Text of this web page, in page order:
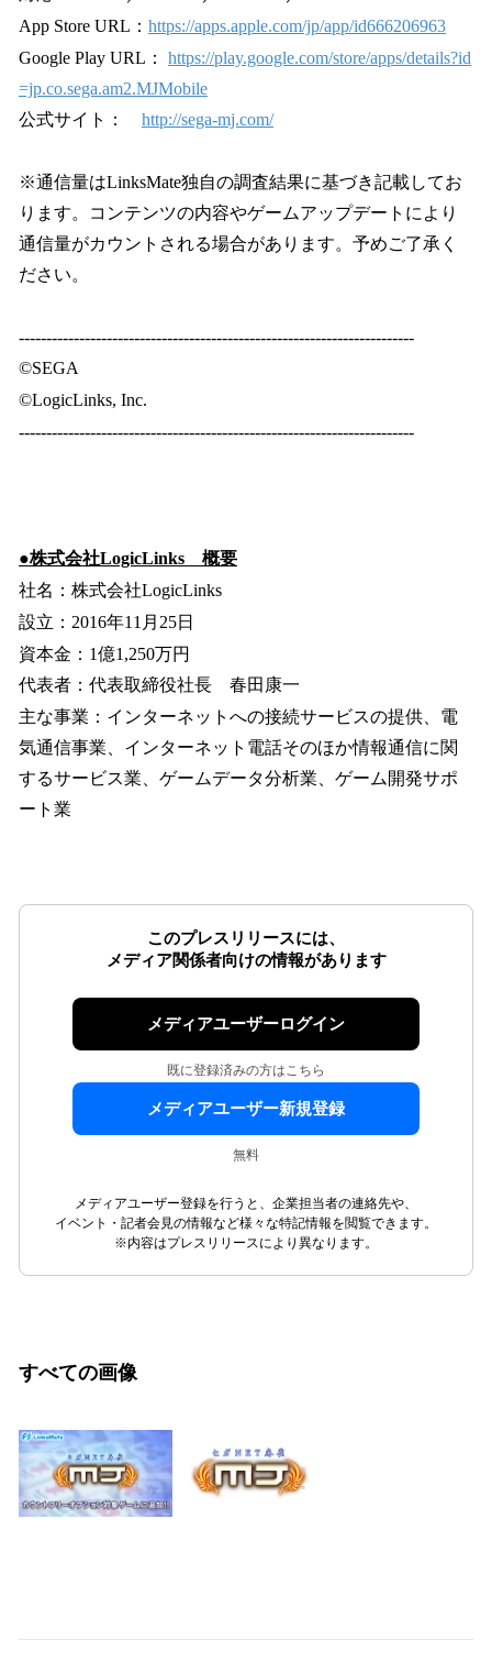
App Store URL： https://apps.apple.com/jp/app/id666206963
Google Play URL： https://play.google.com/store/apps/details?id
=jp.co.sega.am2.MJMobile
公式サイト： http://sega-mj.com/
※通信量はLinksMate独自の調査結果に基づき記載してお
ります。コンテンツの内容やゲームアップデートにより
通信量がカウントされる場合があります。予めご了承く
ださい。
------------------------------------------------------------------------
©︎SEGA
©LogicLinks, Inc.
------------------------------------------------------------------------
●株式会社LogicLinks 概要
社名：株式会社LogicLinks
設立：2016年11月25日
資本金：1億1,250万円
代表者：代表取締役社長 春田康一
主な事業：インターネットへの接続サービスの提供、電
気通信事業、インターネット電話そのほか情報通信に関
するサービス業、ゲームデータ分析業、ゲーム開発サポ
ート業
このプレスリリースには、
メディア関係者向けの情報があります
メディアユーザーログイン
既に登録済みの方はこちら
メディアユーザー新規登録
無料
メディアユーザー登録を行うと、企業担当者の連絡先や、
イベント・記者会見の情報など様々な特記情報を閲覧できます。
※内容はプレスリリースにより異なります。
すべての画像